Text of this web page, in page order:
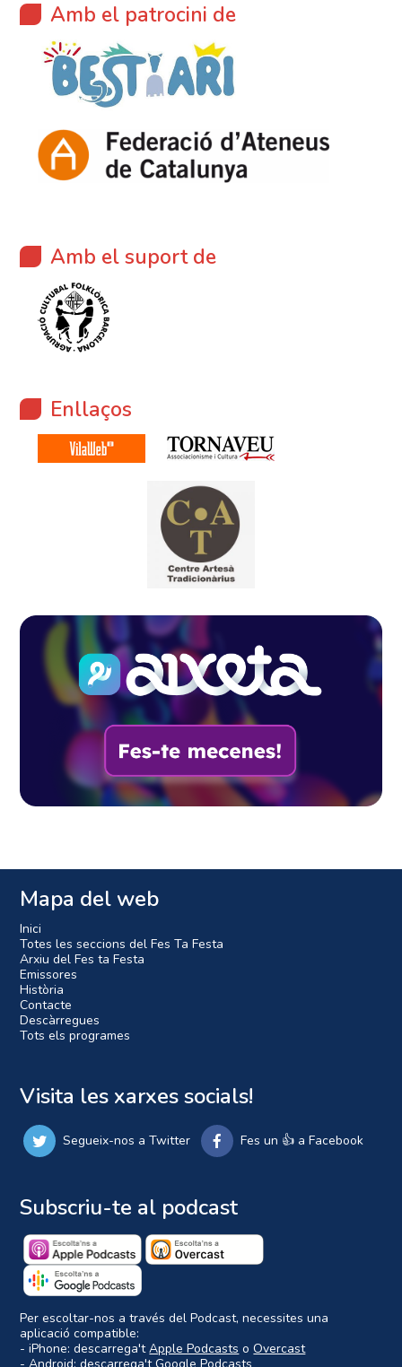
Amb el patrocini de
Amb el suport de
Enllaços
Mapa del web
Inici
Totes les seccions del Fes Ta Festa
Arxiu del Fes ta Festa
Emissores
Història
Contacte
Descàrregues
Tots els programes
Visita les xarxes socials!
Segueix-nos a Twitter Fes un 👍 a Facebook
Subscriu-te al podcast
Per escoltar-nos a través del Podcast, necessites una
aplicació compatible:
- iPhone: descarrega'tApple Podcasts oOvercast